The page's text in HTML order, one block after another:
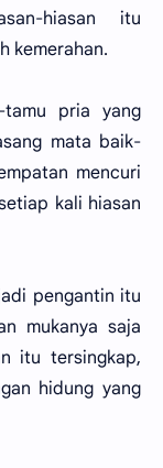
hiasan itu
kemerahan.
tamu pria yang
mata baik-
mencuri
kali hiasan
pengantin itu
mukanya saja
itu tersingkap,
hidung yang